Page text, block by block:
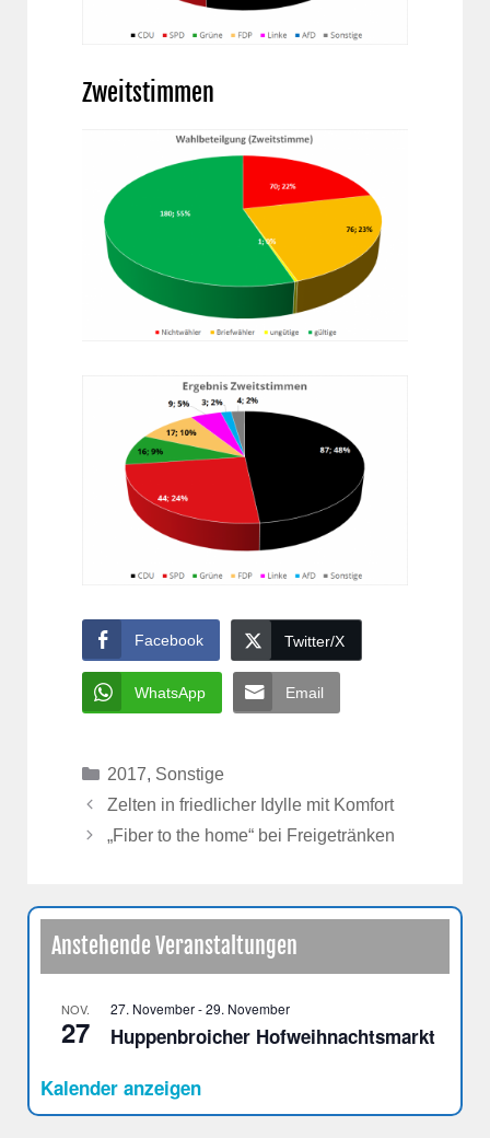
Zweitstimmen
Facebook Twitter/X
WhatsApp Email
Kategorien
2017, Sonstige
Zelten in friedlicher Idylle mit Komfort
„Fiber to the home“ bei Freigetränken
Anstehende Veranstaltungen
NOV.
27
27. November-29. November
Huppenbroicher Hofweihnachtsmarkt
Kalender anzeigen